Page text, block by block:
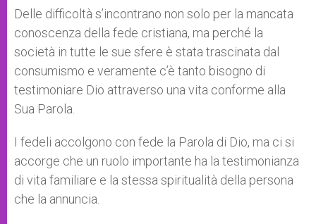
Delle difficoltà s’incontrano non solo per la mancata
conoscenza della fede cristiana, ma perché la
società in tutte le sue sfere è stata trascinata dal
consumismo e veramente c’è tanto bisogno di
testimoniare Dio attraverso una vita conforme alla
Sua Parola.
I fedeli accolgono con fede la Parola di Dio, ma ci si
accorge che un ruolo importante ha la testimonianza
di vita familiare e la stessa spiritualità della persona
che la annuncia.